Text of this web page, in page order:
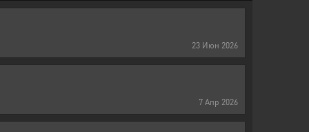
23 Июн 2026
7 Апр 2026